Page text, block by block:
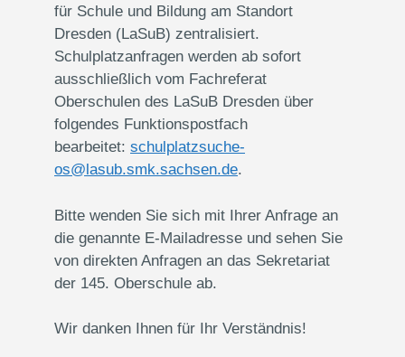
für Schule und Bildung am Standort
Dresden (LaSuB) zentralisiert.
Schulplatzanfragen werden ab sofort
ausschließlich vom Fachreferat
Oberschulen des LaSuB Dresden über
folgendes Funktionspostfach
bearbeitet: schulplatzsuche-
os@lasub.smk.sachsen.de.
Bitte wenden Sie sich mit Ihrer Anfrage an
die genannte E-Mailadresse und sehen Sie
von direkten Anfragen an das Sekretariat
der 145. Oberschule ab.
Wir danken Ihnen für Ihr Verständnis!